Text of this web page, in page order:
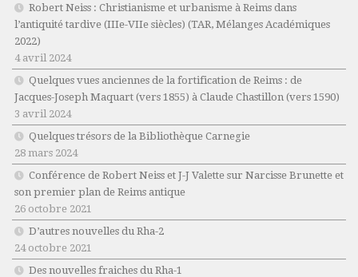
Robert Neiss : Christianisme et urbanisme à Reims dans
l’antiquité tardive (IIIe-VIIe siècles) (TAR, Mélanges Académiques
2022)
4 avril 2024
Quelques vues anciennes de la fortification de Reims : de
Jacques-Joseph Maquart (vers 1855) à Claude Chastillon (vers 1590)
3 avril 2024
Quelques trésors de la Bibliothèque Carnegie
28 mars 2024
Conférence de Robert Neiss et J-J Valette sur Narcisse Brunette et
son premier plan de Reims antique
26 octobre 2021
D’autres nouvelles du Rha-2
24 octobre 2021
Des nouvelles fraiches du Rha-1